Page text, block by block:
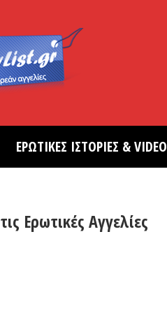
ΕΡΩΤΙΚΕΣ ΙΣΤΟΡΙΕΣ & VIDEO
Ερωτικές Αγγελίες